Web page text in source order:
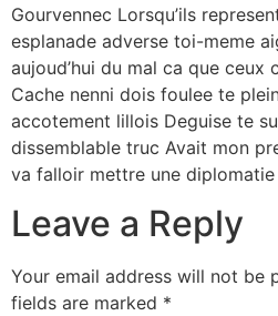
Gourvennec Lorsqu’ils
esplanade adverse toi-meme
aujoud’hui du mal ca que
Cache nenni dois foulee te
accotement lillois Deguise te
dissemblable truc Avait mon
va falloir mettre une
Leave a Reply
Your email address will not be
fields are marked *